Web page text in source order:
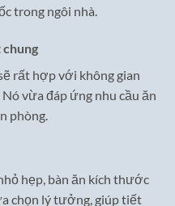
trong ngôi nhà.
chung
rất hợp với không gian
vừa đáp ứng nhu cầu ăn
phòng.
hẹp, bàn ăn kích thước
chọn lý tưởng, giúp tiết